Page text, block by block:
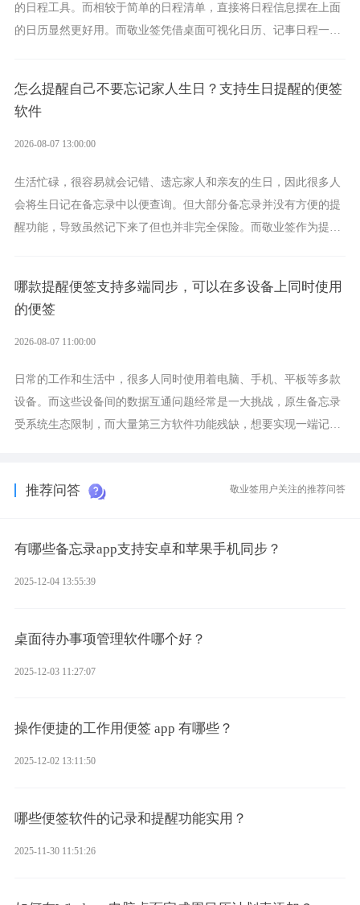
的日程工具。而相较于简单的日程清单，直接将日程信息摆在上面
的日历显然更好用。而敬业签凭借桌面可视化日历、记事日程一体
怎么提醒自己不要忘记家人生日？支持生日提醒的便签
软件
2026-08-07 13:00:00
生活忙碌，很容易就会记错、遗忘家人和亲友的生日，因此很多人
会将生日记在备忘录中以便查询。但大部分备忘录并没有方便的提
醒功能，导致虽然记下来了但也并非完全保险。而敬业签作为提醒
哪款提醒便签支持多端同步，可以在多设备上同时使用
的便签
2026-08-07 11:00:00
日常的工作和生活中，很多人同时使用着电脑、手机、平板等多款
设备。而这些设备间的数据互通问题经常是一大挑战，原生备忘录
受系统生态限制，而大量第三方软件功能残缺，想要实现一端记
推荐问答 敬业签用户关注的推荐问答
有哪些备忘录app支持安卓和苹果手机同步？
2025-12-04 13:55:39
桌面待办事项管理软件哪个好？
2025-12-03 11:27:07
操作便捷的工作用便签 app 有哪些？
2025-12-02 13:11:50
哪些便签软件的记录和提醒功能实用？
2025-11-30 11:51:26